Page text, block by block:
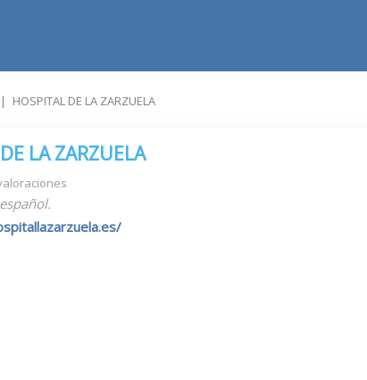
| HOSPITAL DE LA ZARZUELA
LA ZARZUELA